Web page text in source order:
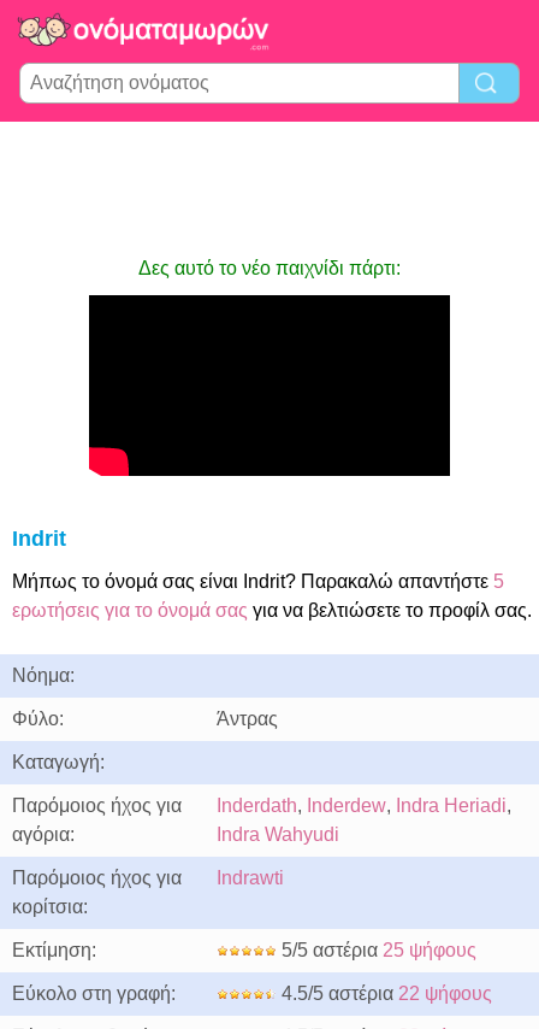
Δες αυτό το νέο παιχνίδι πάρτι:
Indrit
Μήπως το όνομά σας είναι Indrit? Παρακαλώ απαντήστε 5
ερωτήσεις για το όνομά σας για να βελτιώσετε το προφίλ σας.
Νόημα:
Φύλο: Άντρας
Καταγωγή:
Παρόμοιος ήχος για
αγόρια:
Inderdath, Inderdew, Indra Heriadi,
Indra Wahyudi
Παρόμοιος ήχος για
κορίτσια:
Indrawti
Εκτίμηση: 5/5 αστέρια 25 ψήφους
Εύκολο στη γραφή: 4.5/5 αστέρια 22 ψήφους